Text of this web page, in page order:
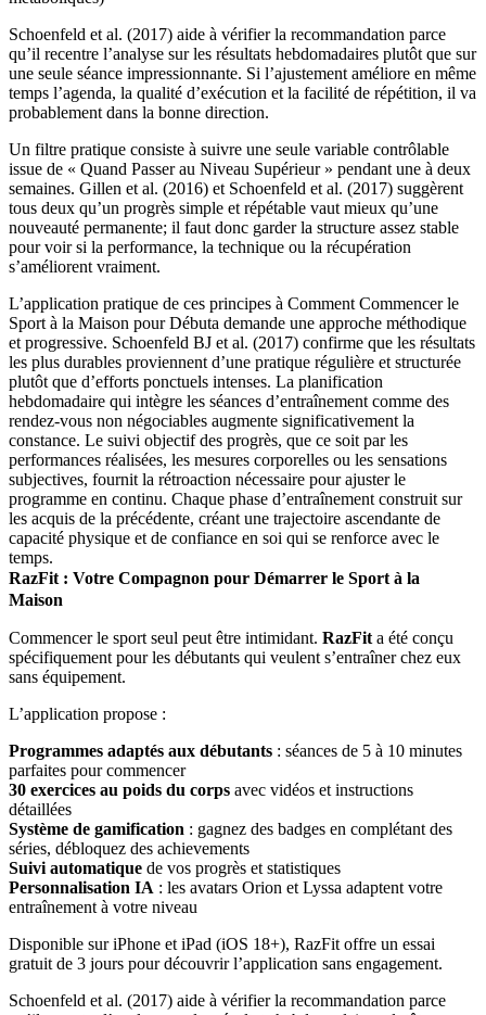
Schoenfeld et al. (2017) aide à vérifier la recommandation parce
qu’il recentre l’analyse sur les résultats hebdomadaires plutôt que sur
une seule séance impressionnante. Si l’ajustement améliore en même
temps l’agenda, la qualité d’exécution et la facilité de répétition, il va
probablement dans la bonne direction.
Un filtre pratique consiste à suivre une seule variable contrôlable
issue de « Quand Passer au Niveau Supérieur » pendant une à deux
semaines. Gillen et al. (2016) et Schoenfeld et al. (2017) suggèrent
tous deux qu’un progrès simple et répétable vaut mieux qu’une
nouveauté permanente; il faut donc garder la structure assez stable
pour voir si la performance, la technique ou la récupération
s’améliorent vraiment.
L’application pratique de ces principes à Comment Commencer le
Sport à la Maison pour Débuta demande une approche méthodique
et progressive. Schoenfeld BJ et al. (2017) confirme que les résultats
les plus durables proviennent d’une pratique régulière et structurée
plutôt que d’efforts ponctuels intenses. La planification
hebdomadaire qui intègre les séances d’entraînement comme des
rendez-vous non négociables augmente significativement la
constance. Le suivi objectif des progrès, que ce soit par les
performances réalisées, les mesures corporelles ou les sensations
subjectives, fournit la rétroaction nécessaire pour ajuster le
programme en continu. Chaque phase d’entraînement construit sur
les acquis de la précédente, créant une trajectoire ascendante de
capacité physique et de confiance en soi qui se renforce avec le
temps.
RazFit : Votre Compagnon pour Démarrer le Sport à la
Maison
Commencer le sport seul peut être intimidant. RazFit a été conçu
spécifiquement pour les débutants qui veulent s’entraîner chez eux
sans équipement.
L’application propose :
Programmes adaptés aux débutants : séances de 5 à 10 minutes
parfaites pour commencer
30 exercices au poids du corps avec vidéos et instructions
détaillées
Système de gamification : gagnez des badges en complétant des
séries, débloquez des achievements
Suivi automatique de vos progrès et statistiques
Personnalisation IA : les avatars Orion et Lyssa adaptent votre
entraînement à votre niveau
Disponible sur iPhone et iPad (iOS 18+), RazFit offre un essai
gratuit de 3 jours pour découvrir l’application sans engagement.
Schoenfeld et al. (2017) aide à vérifier la recommandation parce